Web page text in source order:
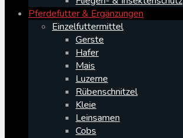
Pferdefutter & Ergänzungen
Einzelfuttermittel
Gerste
Hafer
Mais
Luzerne
Rübenschnitzel
Kleie
Leinsamen
Cobs